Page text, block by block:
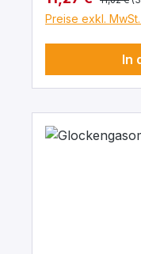
Preise exkl.
In